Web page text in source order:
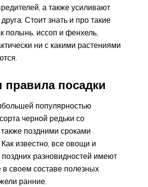
а также усиливают
Стоит знать и про такие
полынь, иссоп и фенхель,
ни с какими растениями
правила посадки
популярностью
черной редьки со
поздними сроками
известно, все овощи и
разновидностей имеют
в своем составе полезных
ранние.